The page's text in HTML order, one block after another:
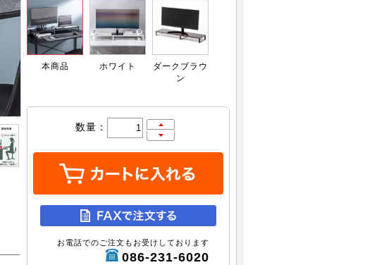
本商品 ホワイト
ダークブラウ
ン
数量：
お電話でのご注文もお受けしております
086-231-6020